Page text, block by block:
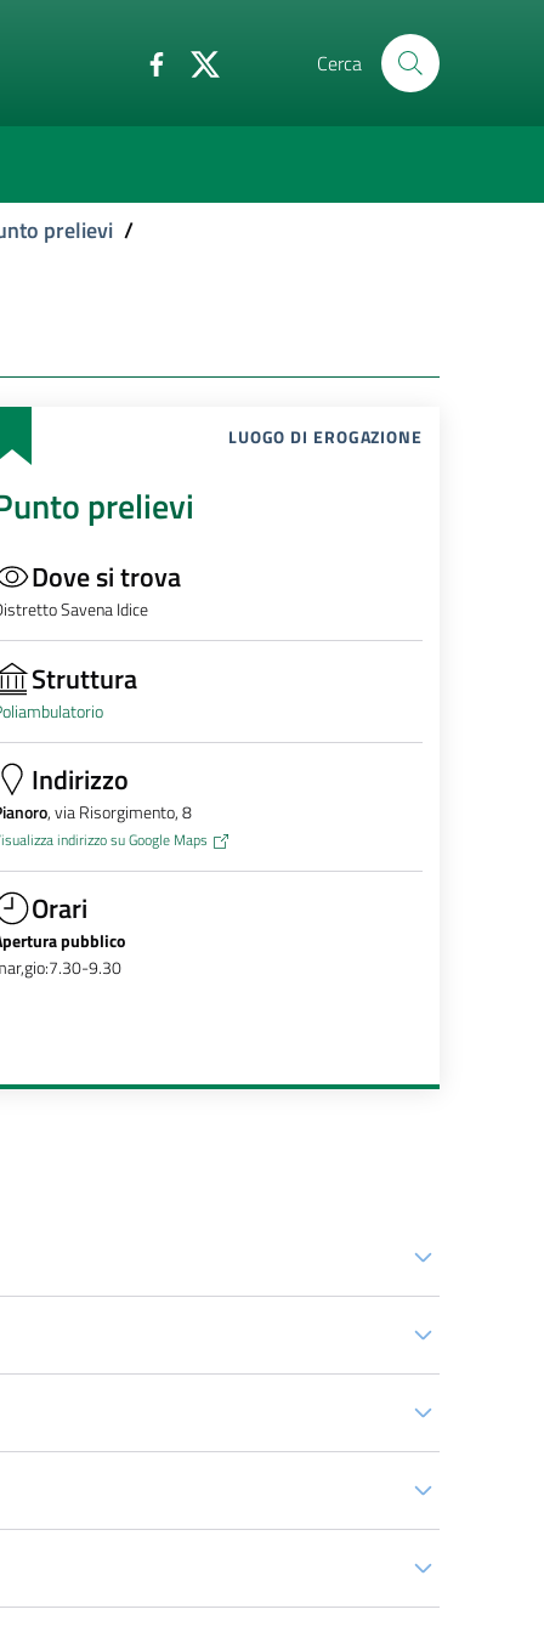
Cerca
prelievi /
LUOGO DI EROGAZIONE
prelievi
Dove si trova
Savena Idice
Struttura
Indirizzo
, via Risorgimento, 8
indirizzo su Google Maps
Orari
pubblico
9.30